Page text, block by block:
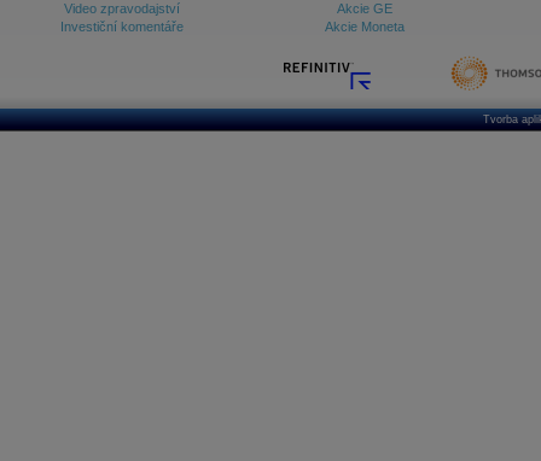
Video zpravodajství
Investiční komentáře
Akcie GE
Akcie Moneta
Tvorba